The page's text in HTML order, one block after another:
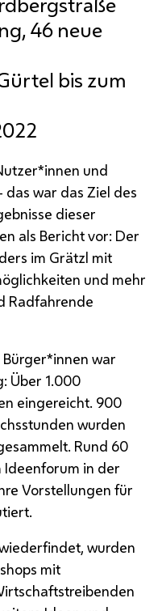
und
war das Ziel des
dieser
als Bericht vor: Der
im Grätzl mit
und mehr
Radfahrende
war
Über 1.000
eingereicht. 900
wurden
Rund 60
Ideenforum in der
Vorstellungen für
wurden
mit